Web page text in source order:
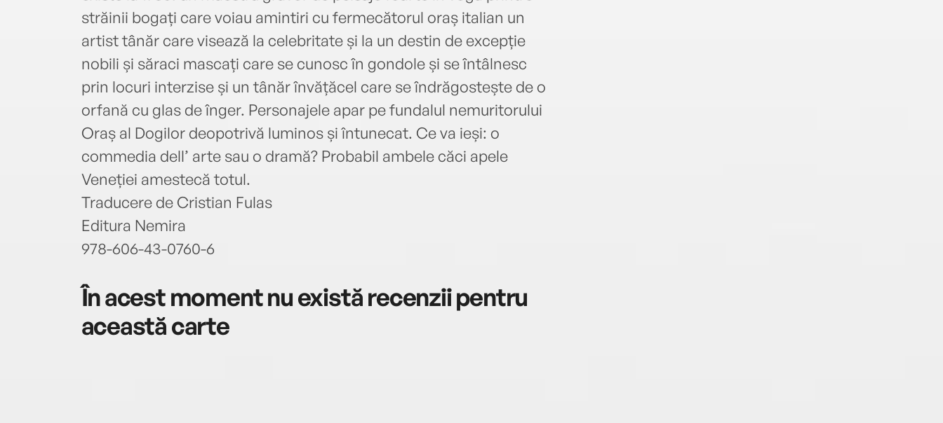
străinii bogați care voiau amintiri cu fermecătorul oraș italian un
artist tânăr care visează la celebritate și la un destin de excepție
nobili și săraci mascați care se cunosc în gondole și se întâlnesc
prin locuri interzise și un tânăr învățăcel care se îndrăgostește de o
orfană cu glas de înger. Personajele apar pe fundalul nemuritorului
Oraș al Dogilor deopotrivă luminos și întunecat. Ce va ieși: o
commedia dell’ arte sau o dramă? Probabil ambele căci apele
Veneției amestecă totul.
Traducere de Cristian Fulas
Editura Nemira
978-606-43-0760-6
În acest moment nu există recenzii pentru
această carte